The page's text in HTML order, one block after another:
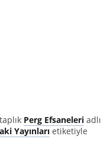
Perg Efsaneleri adlı
Yayınları etiketiyle